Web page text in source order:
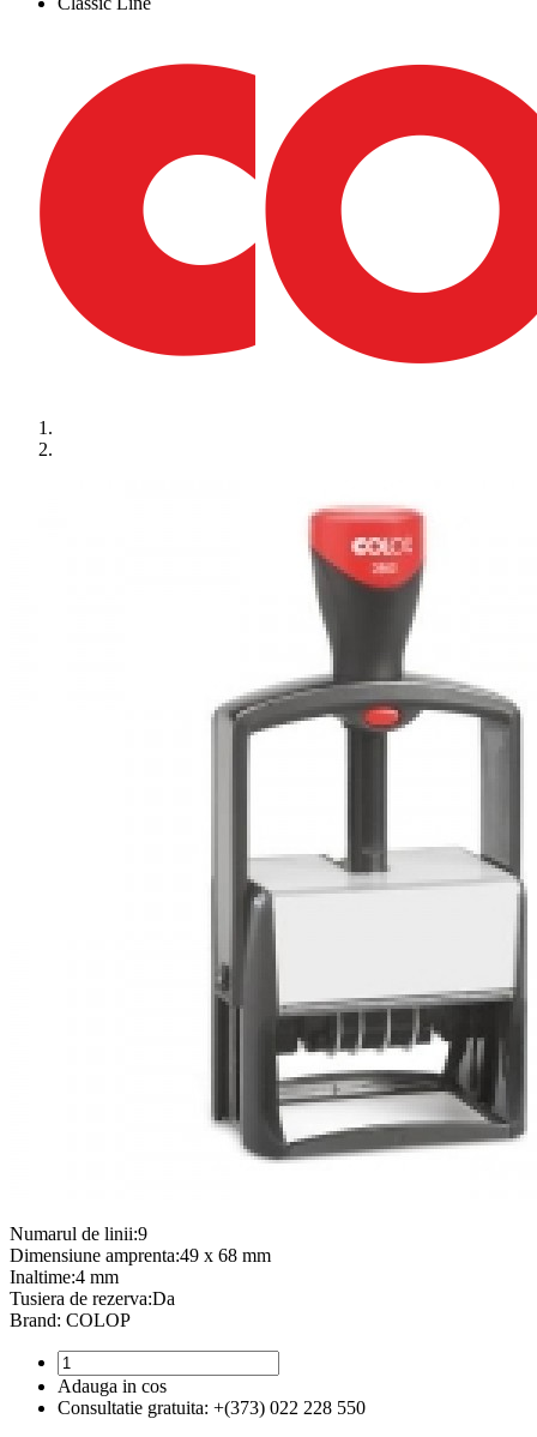
Numarul de linii:9
Dimensiune amprenta:49 x 68 mm
Inaltime:4 mm
Tusiera de rezerva:Da
Brand: COLOP
Adauga in cos
Consultatie gratuita: +(373) 022 228 550